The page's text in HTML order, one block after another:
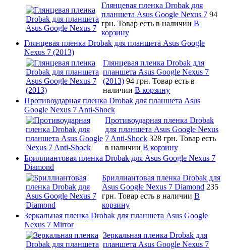
Глянцевая пленка Drobak для
планшета Asus Google Nexus 7 94
грн. Товар есть в наличии В
корзину
Глянцевая пленка Drobak для планшета Asus Google
Nexus 7 (2013)
Глянцевая пленка Drobak для
планшета Asus Google Nexus 7
(2013) 94 грн. Товар есть в
наличии В корзину
Противоударная пленка Drobak для планшета Asus
Google Nexus 7 Anti-Shock
Противоударная пленка Drobak
для планшета Asus Google Nexus
7 Anti-Shock 328 грн. Товар есть
в наличии В корзину
Бриллиантовая пленка Drobak для Asus Google Nexus 7
Diamond
Бриллиантовая пленка Drobak для
Asus Google Nexus 7 Diamond 235
грн. Товар есть в наличии В
корзину
Зеркальная пленка Drobak для планшета Asus Google
Nexus 7 Mirror
Зеркальная пленка Drobak для
планшета Asus Google Nexus 7